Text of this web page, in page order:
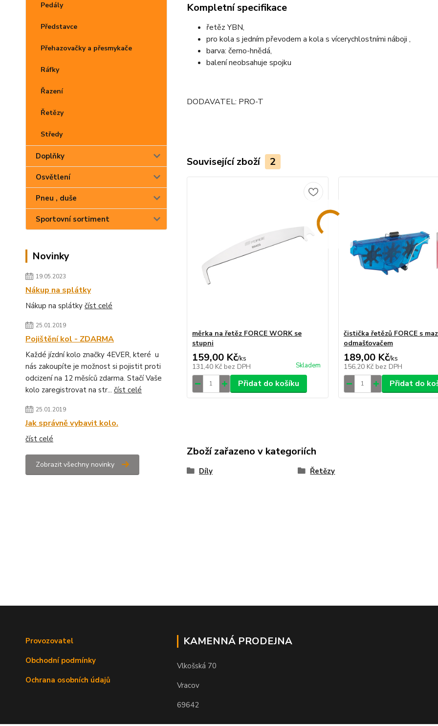
Pedály
Představce
Přehazovačky a přesmykače
Ráfky
Řazení
Řetězy
Středy
Doplňky
Osvětlení
Pneu , duše
Sportovní sortiment
Novinky
19.05.2023
Nákup na splátky
Nákup na splátky číst celé
25.01.2019
Pojištění kol - ZDARMA
Každé jízdní kolo značky 4EVER, které u
nás zakoupíte je možnost si pojistit proti
odcizení na 12 měsíců zdarma. Stačí Vaše
kolo zaregistrovat na str... číst celé
25.01.2019
Jak správně vybavit kolo.
číst celé
Zobrazit všechny novinky
Kompletní specifikace
řetěz YBN,
pro kola s jedním převodem a kola s vícerychlostními náboji ,
barva: černo-hnědá,
balení neobsahuje spojku
DODAVATEL: PRO-T
Související zboží 2
měrka na řetěz FORCE WORK se
stupni
159,00 Kč/ks
131,40 Kč bez DPH Skladem
Přidat do košíku
čistička řetězů FORCE s
odmašťovačem
189,00 Kč/ks
156,20 Kč bez DPH
Přidat do
Zboží zařazeno v kategoriích
Díly Řetězy
Provozovatel
Obchodní podmínky
Ochrana osobních údajů
KAMENNÁ PRODEJNA
Vlkošská 70
Vracov
69642